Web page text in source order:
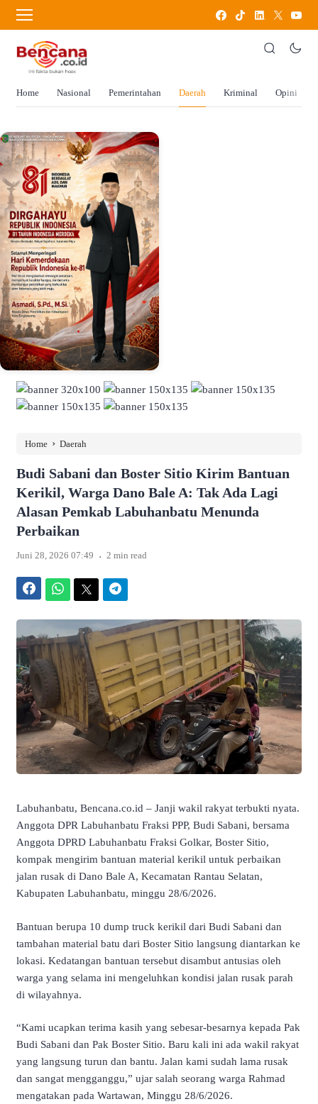
Home Nasional Pemerintahan Daerah Kriminal Opini
Home › Daerah
Budi Sabani dan Boster Sitio Kirim Bantuan
Kerikil, Warga Dano Bale A: Tak Ada Lagi
Alasan Pemkab Labuhanbatu Menunda
Perbaikan
Juni 28, 2026 07:49 . 2 min read
Labuhanbatu, Bencana.co.id – Janji wakil rakyat terbukti nyata.
Anggota DPR Labuhanbatu Fraksi PPP, Budi Sabani, bersama
Anggota DPRD Labuhanbatu Fraksi Golkar, Boster Sitio,
kompak mengirim bantuan material kerikil untuk perbaikan
jalan rusak di Dano Bale A, Kecamatan Rantau Selatan,
Kabupaten Labuhanbatu, minggu 28/6/2026.
Bantuan berupa 10 dump truck kerikil dari Budi Sabani dan
tambahan material batu dari Boster Sitio langsung diantarkan ke
lokasi. Kedatangan bantuan tersebut disambut antusias oleh
warga yang selama ini mengeluhkan kondisi jalan rusak parah
di wilayahnya.
“Kami ucapkan terima kasih yang sebesar-besarnya kepada Pak
Budi Sabani dan Pak Boster Sitio. Baru kali ini ada wakil rakyat
yang langsung turun dan bantu. Jalan kami sudah lama rusak
dan sangat mengganggu,” ujar salah seorang warga Rahmad
mengatakan pada Wartawan, Minggu 28/6/2026.